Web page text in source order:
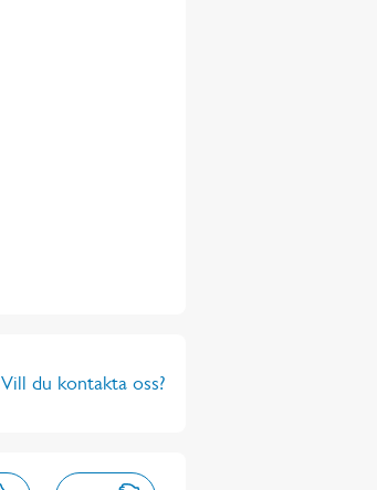
Vill du kontakta oss?